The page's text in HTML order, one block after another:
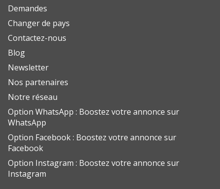
Demandes
Changer de pays
Contactez-nous
Blog
Newsletter
Nos partenaires
Notre réseau
Option WhatsApp : Boostez votre annonce sur
WhatsApp
Option Facebook : Boostez votre annonce sur
Facebook
Option Instagram : Boostez votre annonce sur
Instagram